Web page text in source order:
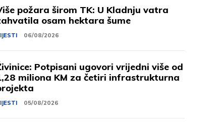
požara širom TK: U Kladnju vatra
osam hektara šume
06/08/2026
Potpisani ugovori vrijedni više od
miliona KM za četiri infrastrukturna
05/08/2026